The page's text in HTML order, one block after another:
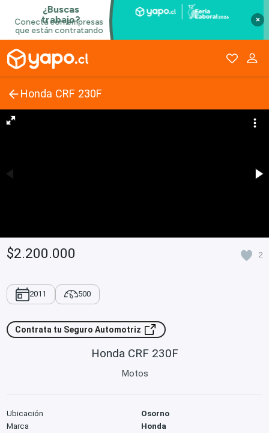
×
Honda CRF 230F
$2.200.000 2
2011 500
Contrata tu Seguro Automotriz
Honda CRF 230F
Motos
Ubicación
Osorno
Marca
Honda